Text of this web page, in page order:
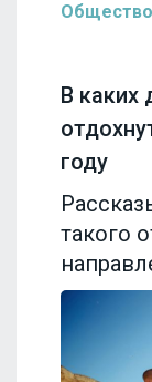
Общество
В каких
году
такого